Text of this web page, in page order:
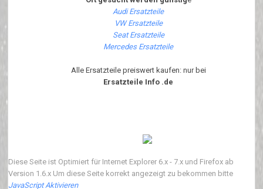
Audi Ersatzteile
VW Ersatzteile
Seat Ersatzteile
Mercedes Ersatzteile
Alle Ersatzteile preiswert kaufen: nur bei
Ersatzteile Info .de
Diese Seite ist Optimiert für Internet Explorer 6.x - 7.x und Firefox ab
Version 1.6.x Um diese Seite korrekt angezeigt zu bekommen bitte
JavaScript Aktivieren